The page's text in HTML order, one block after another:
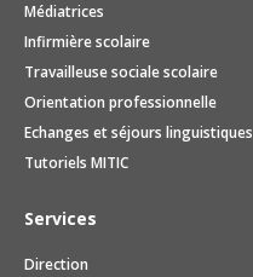
Médiatrices
Infirmière scolaire
Travailleuse sociale scolaire
Orientation professionnelle
Echanges et séjours linguistiques
Tutoriels MITIC
Services
Direction